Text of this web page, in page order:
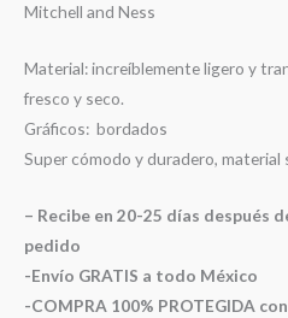
Mitchell and Ness
Material: increíblemente ligero y
fresco y seco.
Gráficos: bordados
Super cómodo y duradero, material
– Recibe en 20-25 días después
pedido
-Envío GRATIS a todo México
-COMPRA 100% PROTEGIDA